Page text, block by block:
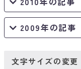
2009年の記事
文字サイズの変更